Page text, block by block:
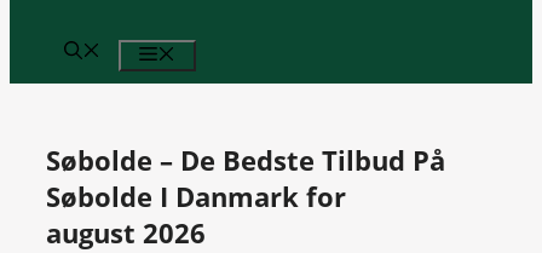
Søbolde – De Bedste Tilbud På
Søbolde I Danmark for
august 2026